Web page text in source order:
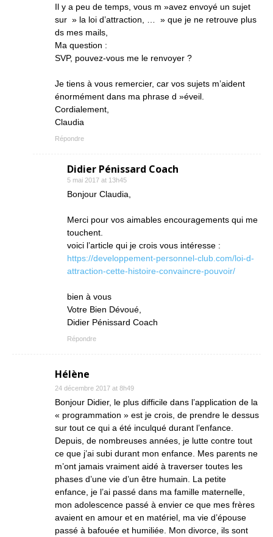
Il y a peu de temps, vous m »avez envoyé un sujet
sur » la loi d’attraction, … » que je ne retrouve plus
ds mes mails,
Ma question :
SVP, pouvez-vous me le renvoyer ?
Je tiens à vous remercier, car vos sujets m’aident
énormément dans ma phrase d »éveil.
Cordialement,
Claudia
Répondre
Didier Pénissard Coach
5 mai 2017 at 13h45
Bonjour Claudia,
Merci pour vos aimables encouragements qui me
touchent.
voici l’article qui je crois vous intéresse :
https://developpement-personnel-club.com/loi-d-
attraction-cette-histoire-convaincre-pouvoir/
bien à vous
Votre Bien Dévoué,
Didier Pénissard Coach
Répondre
Hélène
24 décembre 2017 at 8h49
Bonjour Didier, le plus difficile dans l’application de la
« programmation » est je crois, de prendre le dessus
sur tout ce qui a été inculqué durant l’enfance.
Depuis, de nombreuses années, je lutte contre tout
ce que j’ai subi durant mon enfance. Mes parents ne
m’ont jamais vraiment aidé à traverser toutes les
phases d’une vie d’un être humain. La petite
enfance, je l’ai passé dans ma famille maternelle,
mon adolescence passé à envier ce que mes frères
avaient en amour et en matériel, ma vie d’épouse
passé à bafouée et humiliée. Mon divorce, ils sont